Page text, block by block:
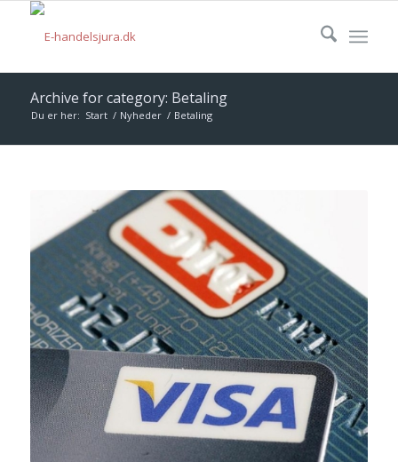
Archive for category: Betaling
Du er her: Start / Nyheder / Betaling